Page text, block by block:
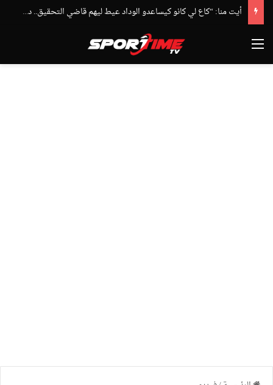
أيت منا: “كاع لي كانو كيساعدو الوداد عيط ليهم قاضي التحقيق.. دابا حتى شي واحد ما بقا باغي يعاون”
القائمة